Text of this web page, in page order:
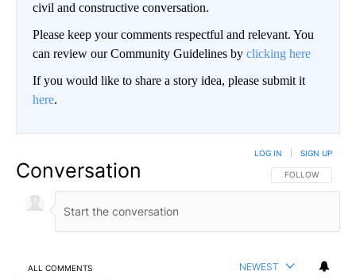
civil and constructive conversation.
Please keep your comments respectful and relevant. You
can review our Community Guidelines by clicking here
If you would like to share a story idea, please submit it
here.
Conversation FOLLOW THIS
FOLLOW
LOG IN SIGN UP
ALL COMMENTS NEWEST